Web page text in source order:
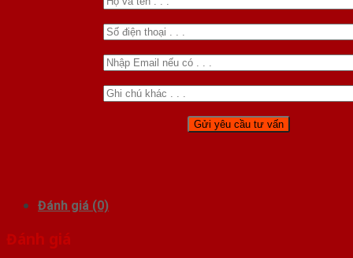
Đánh giá (0)
Đánh giá